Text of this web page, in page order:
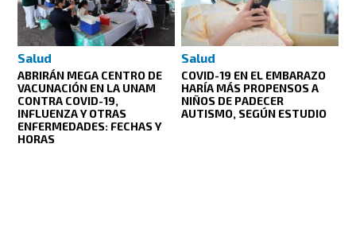
Salud
ABRIRÁN MEGA CENTRO DE
VACUNACIÓN EN LA UNAM
CONTRA COVID-19,
INFLUENZA Y OTRAS
ENFERMEDADES: FECHAS Y
HORAS
Salud
COVID-19 EN EL EMBARAZO
HARÍA MÁS PROPENSOS A
NIÑOS DE PADECER
AUTISMO, SEGÚN ESTUDIO